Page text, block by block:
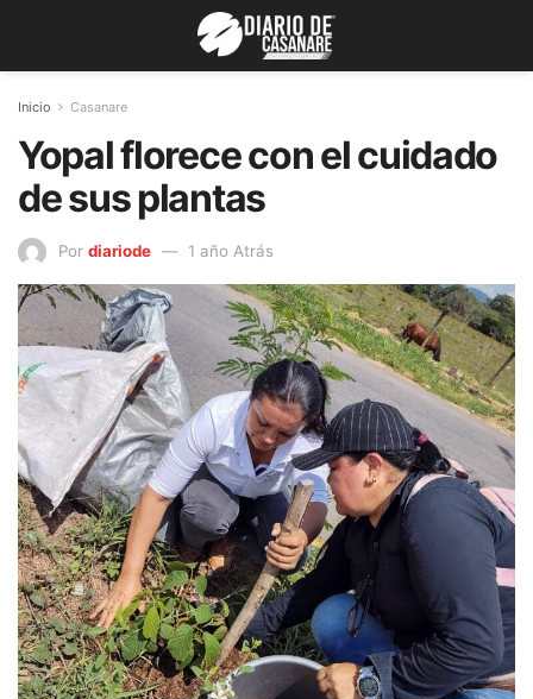
Inicio Casanare
Yopal florece con el cuidado
de sus plantas
Por diariode 1 año Atrás